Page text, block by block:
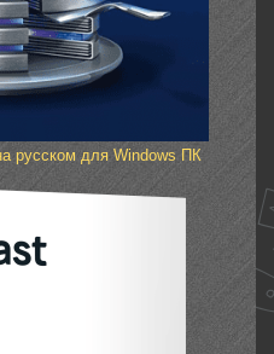
русском для Windows ПК